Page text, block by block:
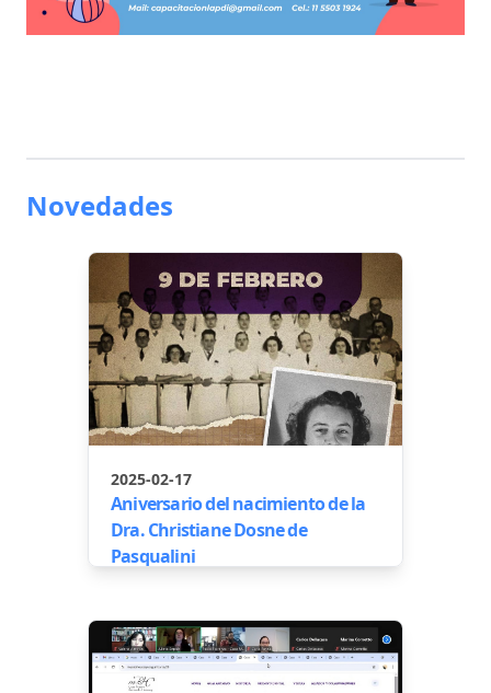
Novedades
2025-02-17
Aniversario del nacimiento de la
Dra. Christiane Dosne de
Pasqualini